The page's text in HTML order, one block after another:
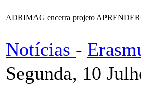
ADRIMAG encerra projeto
Notícias -
Segunda, 10